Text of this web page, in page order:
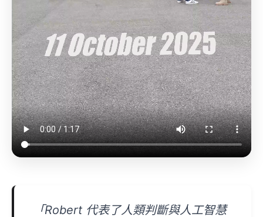
「Robert 代表了人類判斷與人工智慧